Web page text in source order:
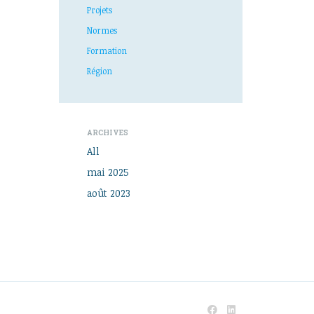
Projets
Normes
Formation
Région
ARCHIVES
All
mai 2025
août 2023